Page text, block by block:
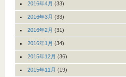
2016年4月 (33)
2016年3月 (33)
2016年2月 (31)
2016年1月 (34)
2015年12月 (36)
2015年11月 (19)